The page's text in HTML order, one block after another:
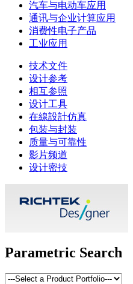
汽车与电动车应用
通讯与企业计算应用
消费性电子产品
工业应用
技术文件
设计参考
相互参照
设计工具
在線設計仿真
包装与封装
质量与可靠性
影片频道
设计密技
Parametric Search